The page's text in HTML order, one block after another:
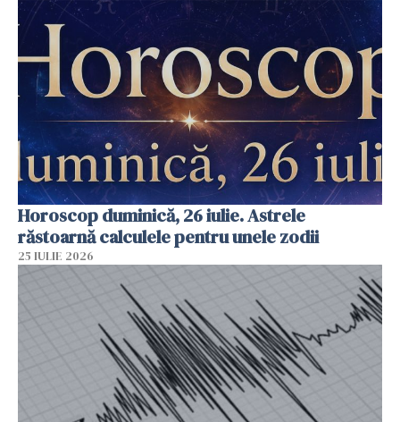
Horoscop duminică, 26 iulie. Astrele
răstoarnă calculele pentru unele zodii
25 IULIE 2026